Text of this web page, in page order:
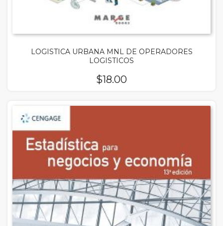
LOGISTICA URBANA MNL DE OPERADORES
LOGISTICOS
$18.00